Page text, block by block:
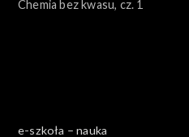
Chemia bez kwasu, cz. 1
e-szkoła – nauka